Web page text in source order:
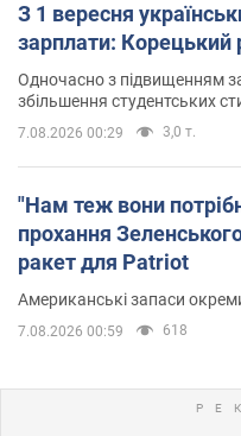
З 1 вересня
зарплати: Корецький
Одночасно з підвищенням
збільшення студентських
7.08.2026 00:29 3,0 т.
"Нам теж вони
прохання
ракет для Patriot
Американські запаси
7.08.2026 00:59 618